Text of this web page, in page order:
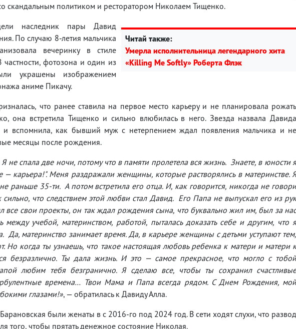
скандальным политиком и ресторатором Николаем Тищенко.
Читай также:
Умерла исполнительница легендарного хита
«Killing Me Softly» Роберта Флэк
наследник пары Давид
По случаю 8-летия мальчика
вечеринку в стиле
фотозона и один из
украшены изображением
аниме Пикачу.
что ранее ставила на первое место карьеру и не планировала рожать
она встретила Тищенко и сильно влюбилась в него. Звезда назвала Давида
и вспомнила, как бывший муж с нетерпением ждал появления мальчика и не
месяцы после рождения.
не спала две ночи, потому что в памяти пролетела вся жизнь. Знаете, в юности я
— карьера!". Меня раздражали женщины, которые растворялись в материнстве. Я
раньше 35-ти. А потом встретила его отца. И, как говорится, никогда не говори
что следствием этой любви стал Давид. Его Папа не выпускал его из рук
все свои проекты, он так ждал рождения сына, что буквально жил им, был за нас
между учебой, материнством, работой, пыталась доказать себе и другим, что я
материнство занимает время. Да, в карьере женщины с детьми уступают тем,
Но когда ты узнаешь, что такое настоящая любовь ребенка к матери и матери к
безразлично. Ты дала жизнь. И это — самое прекрасное, что могло с тобой
любим тебя безгранично. Я сделаю все, чтобы ты сохранил счастливые
времена… Твои Мама и Папа всегда рядом. С Днем Рождения, мой
глазами!», — обратилась к Давиду Алла.
были женаты в с 2016-го под 2024 год. В сети ходят слухи, что развод
того, чтобы прятать денежное состояние Николая.